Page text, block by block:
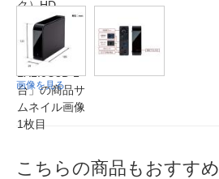
画像を見る
こちらの商品もおすすめ